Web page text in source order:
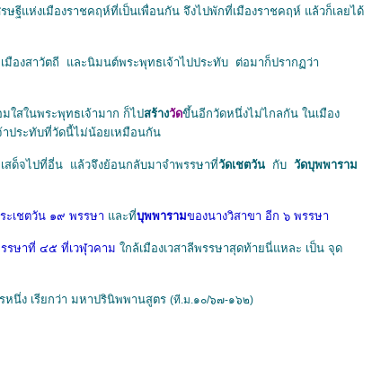
ห่งเมืองราชคฤห์ที่เป็นเพื่อนกัน จึงไปพักที่เมืองราชคฤห์ แล้วก็เลยได้
มืองสาวัตถี และนิมนต์พระพุทธเจ้าไปประทับ ต่อมาก็ปรากฏว่า
สในพระพุทธเจ้ามาก ก็ไปสร้างวัดขึ้นอีกวัดหนึ่งไม่ไกลกัน ในเมือง
าประทับที่วัดนี้ไม่น้อยเหมือนกัน
ด็จไปที่อี่น แล้วจึงย้อนกลับมาจำพรรษาที่วัดเชตวัน กับ วัดบุพพาราม
ะเชตวัน ๑๙ พรรษา ละที่บุพพารามของนางวิสาขา อีก ๖ พรรษา
รษาที่ ๔๕ ที่เวฬุวคาม กล้เมืองเวสาลีพรรษาสุดท้ายนี่แหละ เป็น จุด
นึ่ง เรียกว่า มหาปรินิพพานสูตร (ที.ม.๑๐/๖๗-๑๖๒)